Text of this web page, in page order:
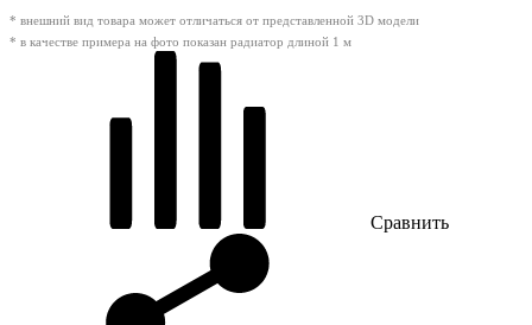
* внешний вид товара может отличаться от представленной 3D модели
* в качестве примера на фото показан радиатор длиной 1 м
Сравнить